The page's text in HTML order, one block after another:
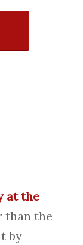
at the
the
by